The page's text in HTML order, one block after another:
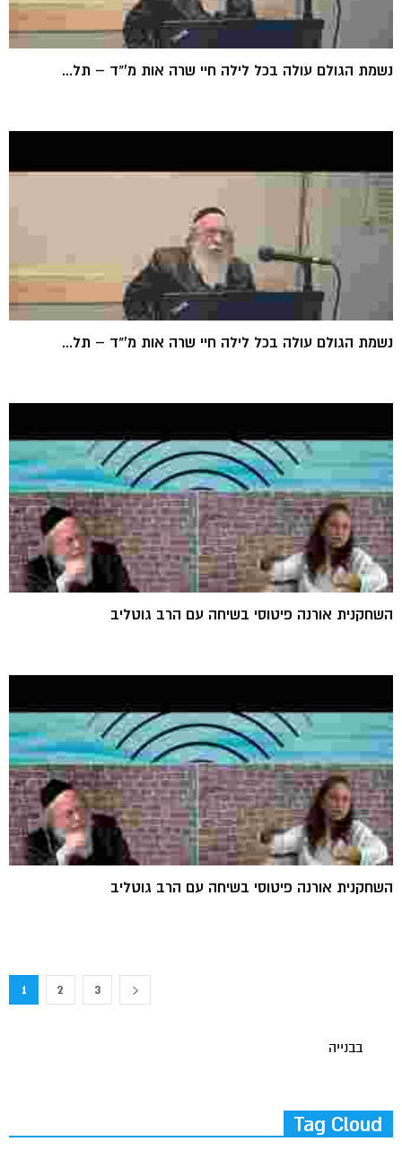
נשמת הגולם עולה בכל לילה חיי שרה אות מ'"ד – תל...
נשמת הגולם עולה בכל לילה חיי שרה אות מ'"ד – תל...
השחקנית אורנה פיטוסי בשיחה עם הרב גוטליב
השחקנית אורנה פיטוסי בשיחה עם הרב גוטליב
1 2 3
בבנייה
Tag Cloud